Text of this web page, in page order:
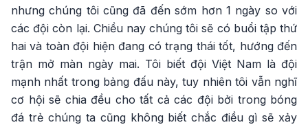
nhưng chúng tôi cũng đã đến sớm hơn 1 ngày so với
các đội còn lại. Chiều nay chúng tôi sẽ có buổi tập thứ
hai và toàn đội hiện đang có trạng thái tốt, hướng đến
trận mở màn ngày mai. Tôi biết đội Việt Nam là đội
mạnh nhất trong bảng đấu này, tuy nhiên tôi vẫn nghĩ
cơ hội sẽ chia đều cho tất cả các đội bởi trong bóng
đá trẻ chúng ta cũng không biết chắc điều gì sẽ xảy